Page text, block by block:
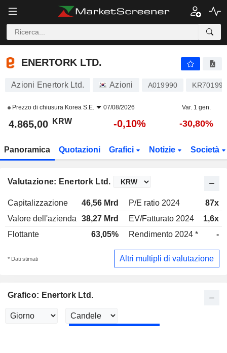
ENERTORK LTD.
ENERTORK LTD.
Azioni Enertork Ltd. Azioni A019990
Prezzo di chiusura Korea S.E. 07/08/2026 Var. 1 gen.
4.865,00 KRW -0,10% -30,80%
Panoramica Quotazioni Grafici Notizie Società
Valutazione: Enertork Ltd.
Capitalizzazione 46,56 Mrd P/E ratio 2024
87x
Valore dell'azienda
38,27 Mrd EV/Fatturato 2024
1,6x
Flottante
63,05% Rendimento 2024 * -
* Dati stimati Altri multipli di valutazione
Grafico: Enertork Ltd.